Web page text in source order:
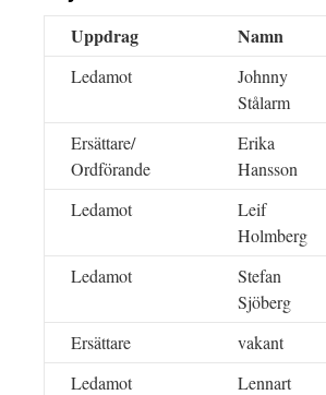
Uppdrag Namn
Ledamot
Johnny
Stålarm
Ersättare/
Ordförande
Erika
Hansson
Ledamot
Leif
Holmberg
Ledamot
Stefan
Sjöberg
Ersättare vakant
Ledamot
Lennart